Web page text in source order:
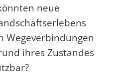
neue
Wegeverbindungen
ihres Zustandes